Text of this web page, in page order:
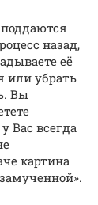
назад,
её
или убрать
Вы
Вас всегда
картина